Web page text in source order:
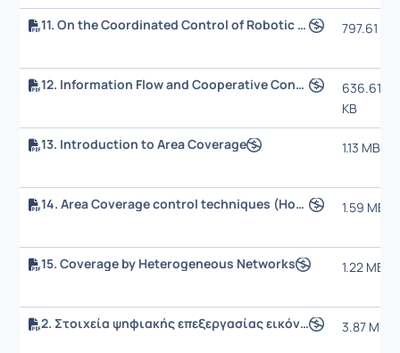
11. On the Coordinated Control of Robotic Vehicles 797.61 KB
12. Information Flow and Cooperative Control of Vehicle Formations
636.61
KB
13. Introduction to Area Coverage 1.13 MB
14. Area Coverage control techniques (Homogenous) 1.59 MB
15. Coverage by Heterogeneous Networks 1.22 MB
2. Στοιχεία ψηφιακής επεξεργασίας εικόνας Ι 3.87 MB